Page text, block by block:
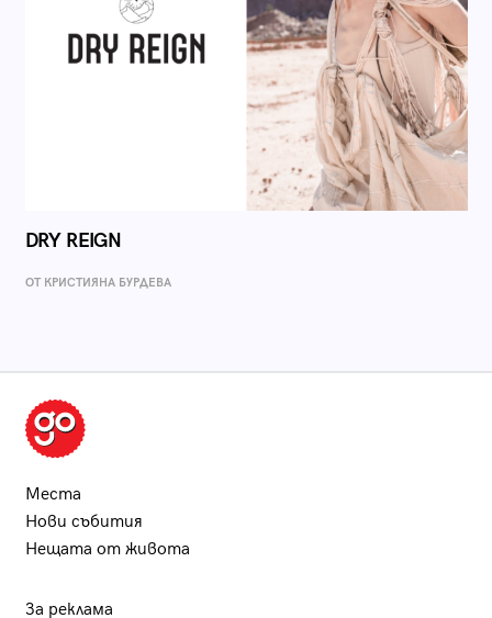
DRY REIGN
ОТ КРИСТИЯНА БУРДЕВА
Места
Нови събития
Нещата от живота
За реклама